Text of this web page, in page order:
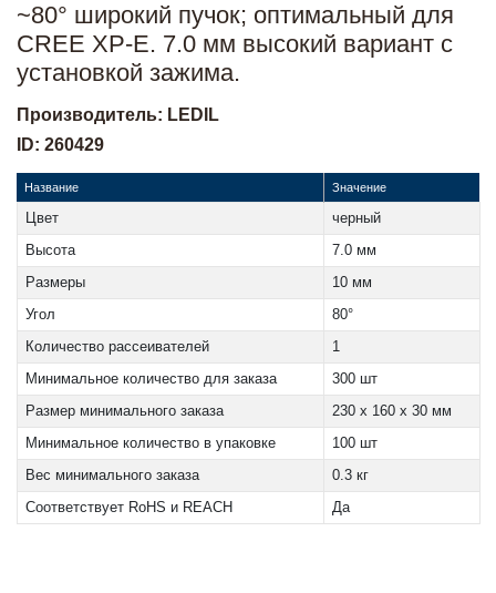
~80° широкий пучок; оптимальный для
CREE XP-E. 7.0 мм высокий вариант с
установкой зажима.
Производитель: LEDIL
ID: 260429
Название Значение
Цвет
черный
Высота
7.0 мм
Размеры
10 мм
Угол
80°
Количество рассеивателей
1
Минимальное количество для заказа
300 шт
Размер минимального заказа
230 x 160 x 30 мм
Минимальное количество в упаковке
100 шт
Вес минимального заказа
0.3 кг
Соответствует RoHS и REACH
Да